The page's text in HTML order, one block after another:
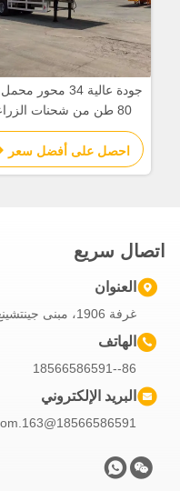
80 طن من شحنات الزراعة
احصل على أفضل سعر
اتصال سريع
العنوان
غرفة 1906، مبنى جينتشينغ، مدينة تشانغبينغ، دونغغغوان، الصين
الهاتف
86--18566586591
البريد الإلكتروني
18566586591@163.com